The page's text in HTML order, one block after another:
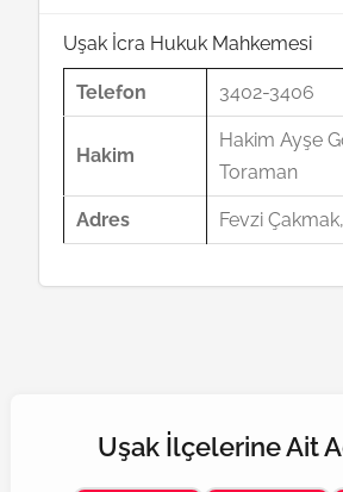
Uşak İcra Hukuk Mahkemesi
Telefon 3402-3406
Hakim
Hakim Ayşe
Toraman
Adres Fevzi
Uşak İlçelerine Ait